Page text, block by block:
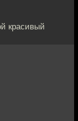
красивый